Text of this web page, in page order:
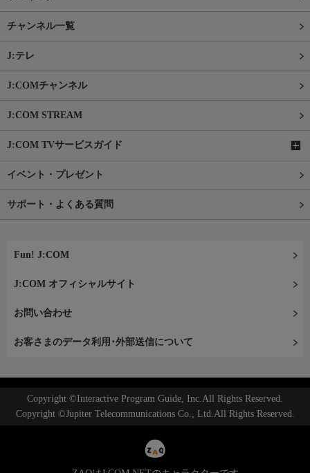
チャンネル一覧
J:テレ
J:COMチャンネル
J:COM STREAM
J:COM TVサービスガイド
イベント・プレゼント
サポート・よくある質問
Fun! J:COM
J:COM オフィシャルサイト
お問い合わせ
お客さまのデータ利用･外部送信について
Copyright ©Interactive Program Guide, Inc.All Rights Reserved.
Copyright ©Jupiter Telecommunications Co., Ltd.All Rights Reserved.